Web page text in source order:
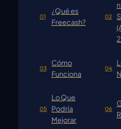
01
¿Qué es
Freecash?
02
03
Cómo
Funciona
04
05
Lo Que
Podría
Mejorar
06